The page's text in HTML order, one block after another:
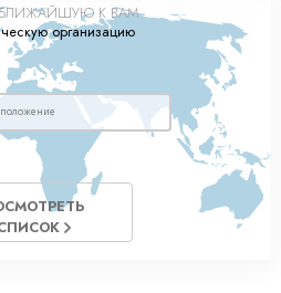
К ВАМ
организацию